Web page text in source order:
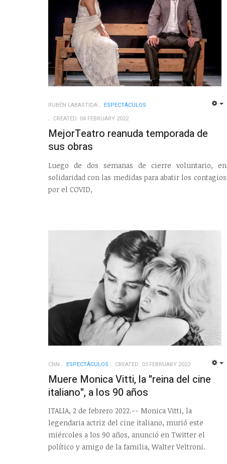
RUBÉN LABASTIDA
ESPECTÁCULOS
CREATED: 04 FEBRUARY 2022
MejorTeatro reanuda temporada de
sus obras
Luego de dos semanas de cierre voluntario, en
solidaridad con las medidas para abatir los contagios
por el COVID,
CNN ESPECTÁCULOS CREATED: 03 FEBRUARY 2022
Muere Monica Vitti, la "reina del cine
italiano", a los 90 años
ITALIA, 2 de febrero 2022.-- Monica Vitti, la
legendaria actriz del cine italiano, murió este
miércoles a los 90 años, anunció en Twitter el
político y amigo de la familia, Walter Veltroni.